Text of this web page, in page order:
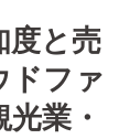
度と売
ドファ
業・